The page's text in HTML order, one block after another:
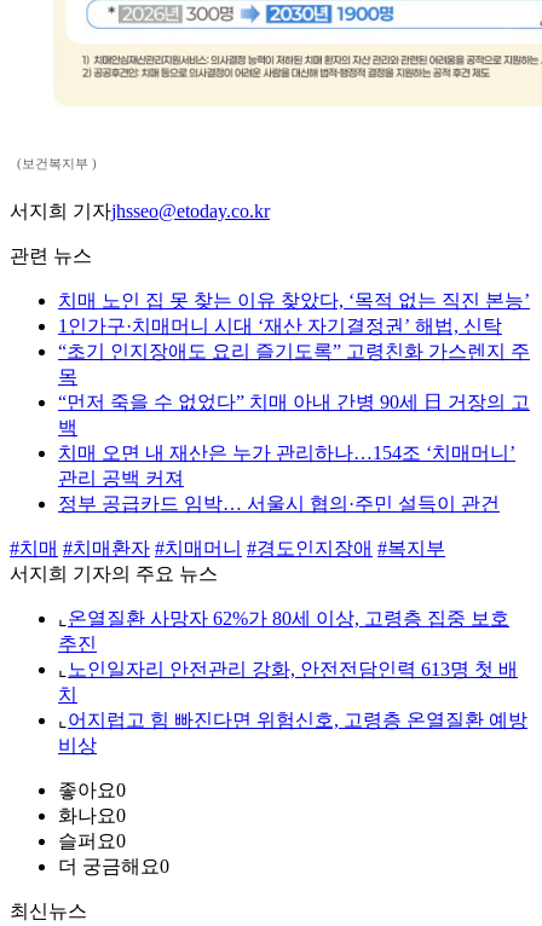
(보건복지부 )
서지희 기자jhsseo@etoday.co.kr
관련 뉴스
치매 노인 집 못 찾는 이유 찾았다, ‘목적 없는 직진 본능’
1인가구·치매머니 시대 ‘재산 자기결정권’ 해법, 신탁
“초기 인지장애도 요리 즐기도록” 고령친화 가스렌지 주
목
“먼저 죽을 수 없었다” 치매 아내 간병 90세 日 거장의 고
백
치매 오면 내 재산은 누가 관리하나…154조 ‘치매머니’
관리 공백 커져
정부 공급카드 임박… 서울시 협의·주민 설득이 관건
#치매 #치매환자 #치매머니 #경도인지장애 #복지부
서지희 기자의 주요 뉴스
⌞ 온열질환 사망자 62%가 80세 이상, 고령층 집중 보호
추진
⌞ 노인일자리 안전관리 강화, 안전전담인력 613명 첫 배
치
⌞ 어지럽고 힘 빠진다면 위험신호, 고령층 온열질환 예방
비상
좋아요0
화나요0
슬퍼요0
더 궁금해요0
최신뉴스